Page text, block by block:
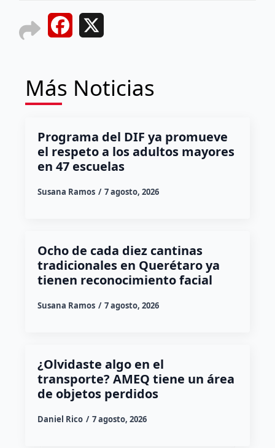
Facebook
Más Noticias
Programa del DIF ya promueve
el respeto a los adultos mayores
en 47 escuelas
Susana Ramos 7 agosto, 2026
Ocho de cada diez cantinas
tradicionales en Querétaro ya
tienen reconocimiento facial
Susana Ramos 7 agosto, 2026
¿Olvidaste algo en el
transporte? AMEQ tiene un área
de objetos perdidos
Daniel Rico 7 agosto, 2026